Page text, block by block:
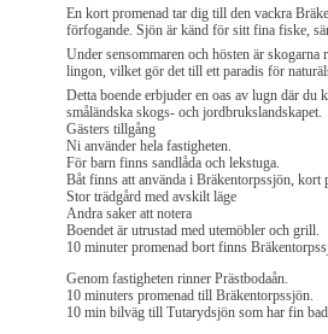
En kort promenad tar dig till den vackra
förfogande. Sjön är känd för sitt fina fiske,
Under sensommaren och hösten är
lingon, vilket gör det till ett paradis för
Detta boende erbjuder en oas av lugn där du
småländska skogs- och jordbrukslandskapet.
Gästers tillgång
Ni använder hela fastigheten.
För barn finns sandlåda och lekstuga.
Båt finns att använda i Bräkentorpssjön, kort
Stor trädgård med avskilt läge
Andra saker att notera
Boendet är utrustad med utemöbler och grill.
10 minuter promenad bort finns
Genom fastigheten rinner Prästbodaån.
10 minuters promenad till Bräkentorpssjön.
10 min bilväg till Tutarydsjön som har fin